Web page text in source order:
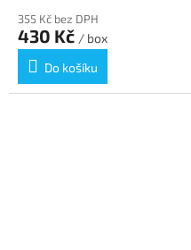
355 Kč bez DPH
430 Kč / box
Do košíku